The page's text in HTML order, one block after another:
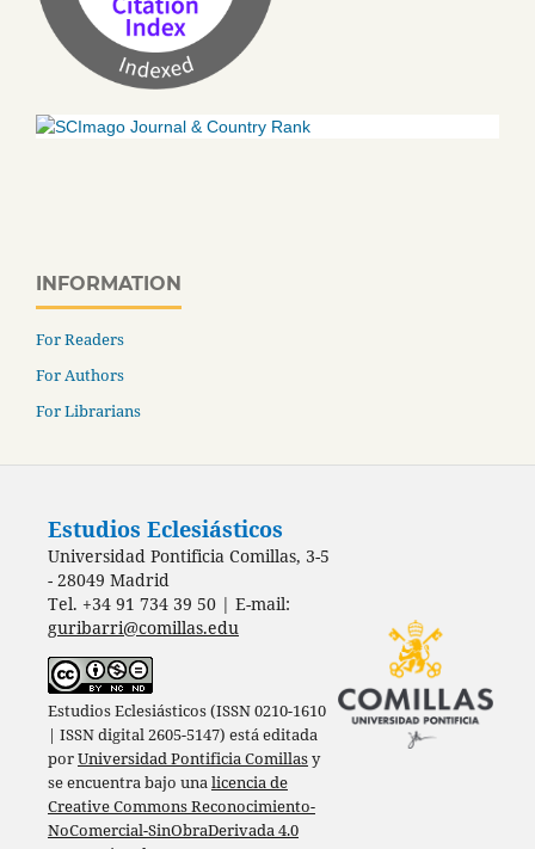
INFORMATION
For Readers
For Authors
For Librarians
Estudios Eclesiásticos
Universidad Pontificia Comillas, 3-5
- 28049 Madrid
Tel. +34 91 734 39 50 | E-mail:
guribarri@comillas.edu
Estudios Eclesiásticos (ISSN 0210-1610
| ISSN digital 2605-5147) está editada
porUniversidad Pontificia Comillasy
se encuentra bajo unalicencia de
Creative Commons Reconocimiento-
NoComercial-SinObraDerivada 4.0